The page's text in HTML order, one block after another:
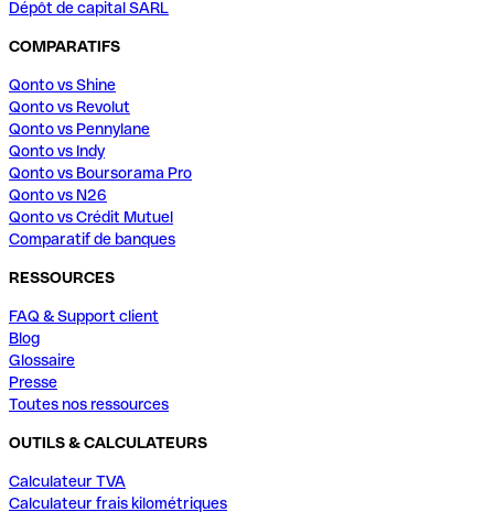
Dépôt de capital SARL
COMPARATIFS
Qonto vs Shine
Qonto vs Revolut
Qonto vs Pennylane
Qonto vs Indy
Qonto vs Boursorama Pro
Qonto vs N26
Qonto vs Crédit Mutuel
Comparatif de banques
RESSOURCES
FAQ & Support client
Blog
Glossaire
Presse
Toutes nos ressources
OUTILS & CALCULATEURS
Calculateur TVA
Calculateur frais kilométriques